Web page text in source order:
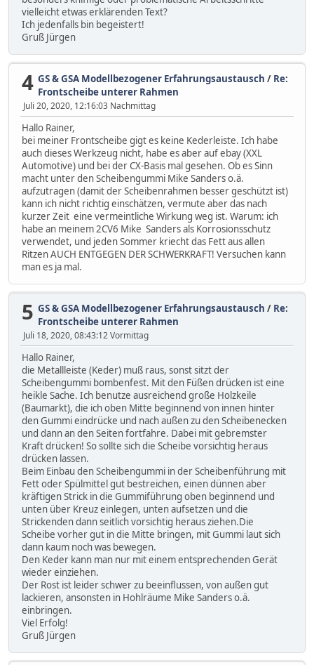
vielleicht etwas erklärenden Text?
Ich jedenfalls bin begeistert!
Gruß Jürgen
4 GS & GSA Modellbezogener Erfahrungsaustausch / Re:
Frontscheibe unterer Rahmen
Juli 20, 2020, 12:16:03 Nachmittag
Hallo Rainer,
bei meiner Frontscheibe gigt es keine Kederleiste. Ich habe
auch dieses Werkzeug nicht, habe es aber auf ebay (XXL
Automotive) und bei der CX-Basis mal gesehen. Ob es Sinn
macht unter den Scheibengummi Mike Sanders o.ä.
aufzutragen (damit der Scheibenrahmen besser geschützt ist)
kann ich nicht richtig einschätzen, vermute aber das nach
kurzer Zeit eine vermeintliche Wirkung weg ist. Warum: ich
habe an meinem 2CV6 Mike Sanders als Korrosionsschutz
verwendet, und jeden Sommer kriecht das Fett aus allen
Ritzen AUCH ENTGEGEN DER SCHWERKRAFT! Versuchen kann
man es ja mal.
5 GS & GSA Modellbezogener Erfahrungsaustausch / Re:
Frontscheibe unterer Rahmen
Juli 18, 2020, 08:43:12 Vormittag
Hallo Rainer,
die Metallleiste (Keder) muß raus, sonst sitzt der
Scheibengummi bombenfest. Mit den Füßen drücken ist eine
heikle Sache. Ich benutze ausreichend große Holzkeile
(Baumarkt), die ich oben Mitte beginnend von innen hinter
den Gummi eindrücke und nach außen zu den Scheibenecken
und dann an den Seiten fortfahre. Dabei mit gebremster
Kraft drücken! So sollte sich die Scheibe vorsichtig heraus
drücken lassen.
Beim Einbau den Scheibengummi in der Scheibenführung mit
Fett oder Spülmittel gut bestreichen, einen dünnen aber
kräftigen Strick in die Gummiführung oben beginnend und
unten über Kreuz einlegen, unten aufsetzen und die
Strickenden dann seitlich vorsichtig heraus ziehen.Die
Scheibe vorher gut in die Mitte bringen, mit Gummi laut sich
dann kaum noch was bewegen.
Den Keder kann man nur mit einem entsprechenden Gerät
wieder einziehen.
Der Rost ist leider schwer zu beeinflussen, von außen gut
lackieren, ansonsten in Hohlräume Mike Sanders o.ä.
einbringen.
Viel Erfolg!
Gruß Jürgen